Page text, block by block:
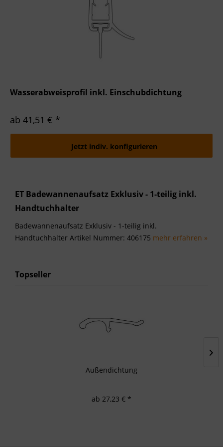
Wasserabweisprofil inkl. Einschubdichtung
ab 41,51 € *
Jetzt indiv. konfigurieren
ET Badewannenaufsatz Exklusiv - 1-teilig inkl.
Handtuchhalter
Badewannenaufsatz Exklusiv - 1-teilig inkl.
Handtuchhalter Artikel Nummer: 406175 mehr erfahren »
Topseller
Außendichtung
ab 27,23 € *